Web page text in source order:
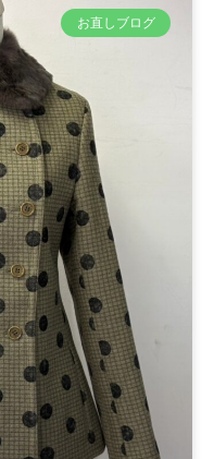
お直しブログ